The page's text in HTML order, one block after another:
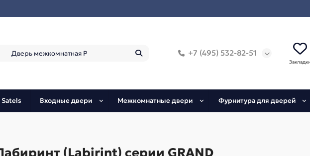
+7 (495) 532-82-51
Входные двери Межкомнатные двери Фурнитура для дверей
(Labirint) серии GRAND